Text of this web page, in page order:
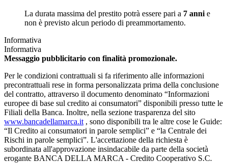
La durata massima del prestito potrà essere pari a 7 anni e
non è previsto alcun periodo di preammortamento.
Informativa
Informativa
Messaggio pubblicitario con finalità promozionale.
Per le condizioni contrattuali si fa riferimento alle informazioni
precontrattuali rese in forma personalizzata prima della conclusione
del contratto, attraverso il documento denominato “Informazioni
europee di base sul credito ai consumatori” disponibili presso tutte le
Filiali della Banca. Inoltre, nella sezione trasparenza del sito
www.bancadellamarca.it , sono disponibili tra le altre cose le Guide:
“Il Credito ai consumatori in parole semplici” e “la Centrale dei
Rischi in parole semplici”. L'accettazione della richiesta è
subordinata all'approvazione insindacabile da parte della società
erogante BANCA DELLA MARCA - Credito Cooperativo S.C.